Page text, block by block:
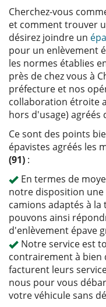
Cherchez-vous
et comment trouver
désirez joindre un
pour un enlèvement
les normes établies
près de chez vous à
préfecture et nos
collaboration étroite
hors d'usage) agréés
Ce sont des points
épavistes agréés les
(91) :
En termes de
notre disposition
camions adaptés à
pouvons ainsi
d'enlèvement épave
Notre service est
contrairement à bien
facturent leurs
nous pour vous
votre véhicule sans